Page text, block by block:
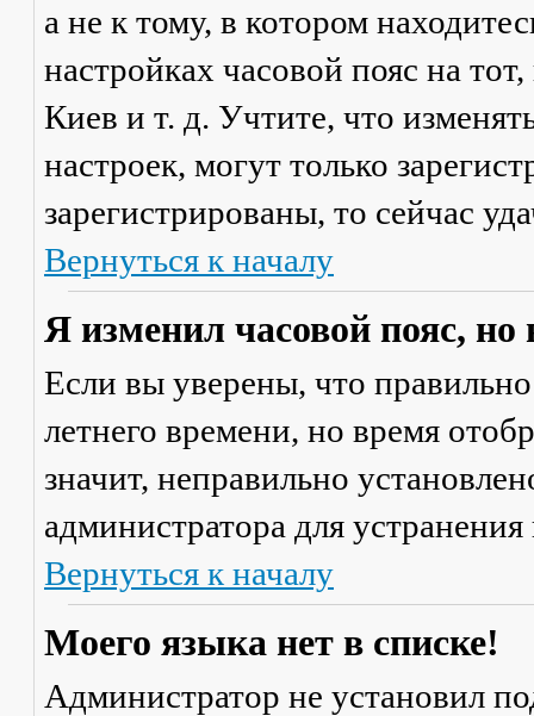
а не к тому, в котором
настройках часовой пояс на
Киев и т. д. Учтите, что
настроек, могут только
зарегистрированы, то сейчас
Вернуться к началу
Я изменил часовой пояс,
Если вы уверены, что
летнего времени, но время
значит, неправильно
администратора для
Вернуться к началу
Моего языка нет в списке!
Администратор не установил